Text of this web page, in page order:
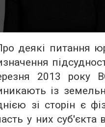
деякі питання
2013 року
із
зі сторін є
у них суб'єкта